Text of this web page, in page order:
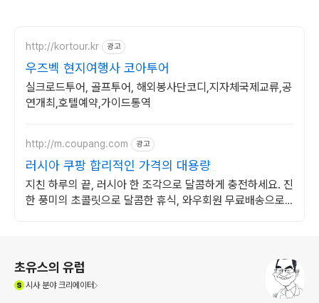
http://kortour.kr 광고
우즈벡 현지여행사 코아투어
실크로드투어, 골프투어, 해외봉사단코디,지자체국제교류,공
연개최,호텔예약,가이드통역
http://m.coupang.com 광고
러시아 쿠팡 합리적인 가격의 대용량
지친 하루의 끝, 러시아 한 조각으로 달콤하게 충전하세요. 진
한 풍미의 초콜릿으로 달콤한 휴식, 와우회원 무료배송으로
초유스의 유럽
시사분야 크리에이터